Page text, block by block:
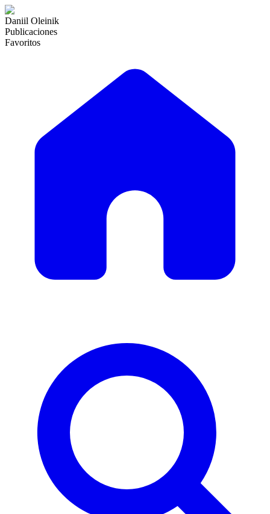
Daniil Oleinik
Publicaciones
Favoritos